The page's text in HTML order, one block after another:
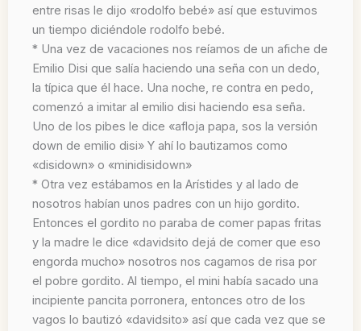
entre risas le dijo «rodolfo bebé» así que estuvimos
un tiempo diciéndole rodolfo bebé.
* Una vez de vacaciones nos reíamos de un afiche de
Emilio Disi que salía haciendo una seña con un dedo,
la típica que él hace. Una noche, re contra en pedo,
comenzó a imitar al emilio disi haciendo esa seña.
Uno de los pibes le dice «afloja papa, sos la versión
down de emilio disi» Y ahí lo bautizamos como
«disidown» o «minidisidown»
* Otra vez estábamos en la Arístides y al lado de
nosotros habían unos padres con un hijo gordito.
Entonces el gordito no paraba de comer papas fritas
y la madre le dice «davidsito dejá de comer que eso
engorda mucho» nosotros nos cagamos de risa por
el pobre gordito. Al tiempo, el mini había sacado una
incipiente pancita porronera, entonces otro de los
vagos lo bautizó «davidsito» así que cada vez que se